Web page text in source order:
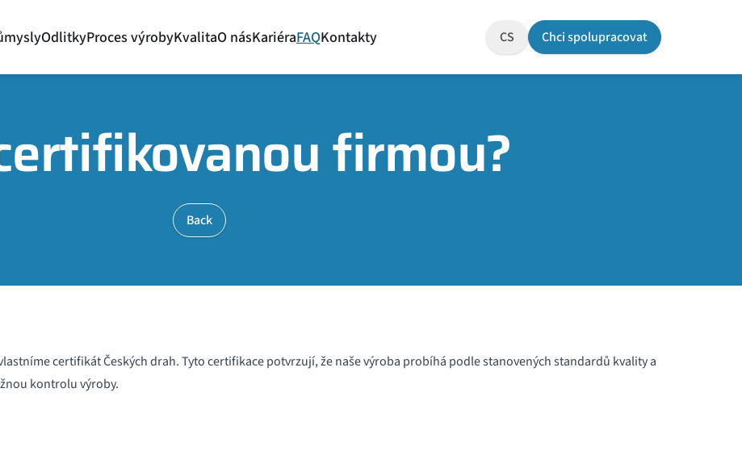
OdlitkyProces výrobyKvalitaO násKariéraFAQKontakty CS Chci spolupracovat
firmou?
Back
certifikát Českých drah. Tyto certifikace potvrzují, že naše výroba probíhá podle stanovených standardů kvality a
kontrolu výroby.